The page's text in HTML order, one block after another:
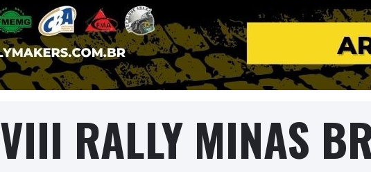
VIII RALLY MINAS